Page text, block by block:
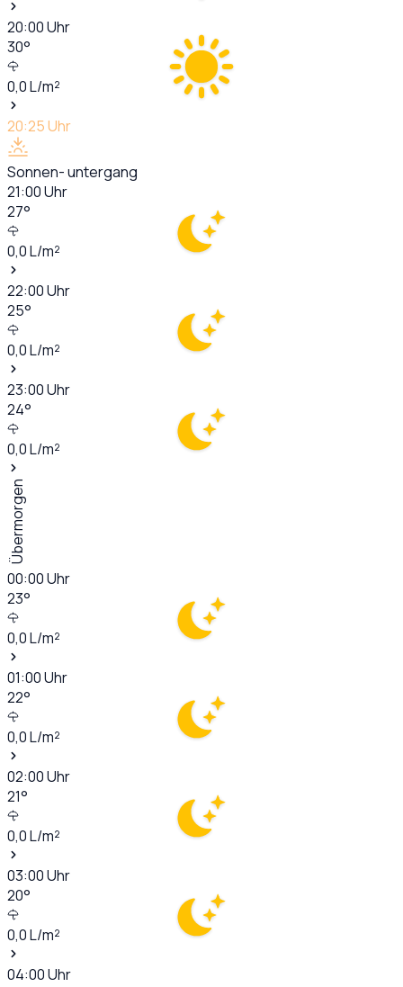
20:00Uhr
30°
0,0L/m²
20:25Uhr
Sonnen- untergang
21:00Uhr
27°
0,0L/m²
22:00Uhr
25°
0,0L/m²
23:00Uhr
24°
0,0L/m²
Übermorgen
00:00Uhr
23°
0,0L/m²
01:00Uhr
22°
0,0L/m²
02:00Uhr
21°
0,0L/m²
03:00Uhr
20°
0,0L/m²
04:00Uhr